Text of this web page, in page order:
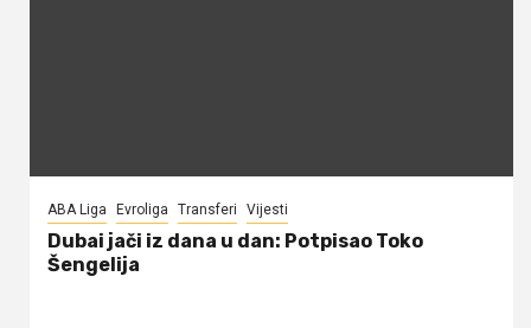
ABA Liga Evroliga Transferi Vijesti
Dubai jači iz dana u dan: Potpisao Toko
Šengelija